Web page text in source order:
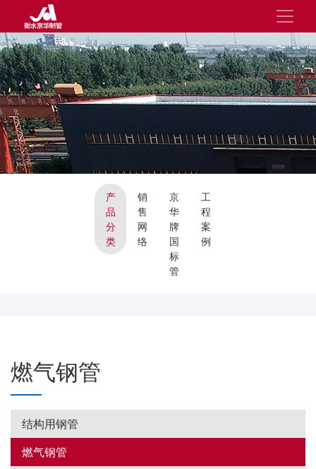
产
品
分
类
销
售
网
络
京
华
牌
国
标
管
工
程
案
例
燃气钢管
结构用钢管
燃气钢管